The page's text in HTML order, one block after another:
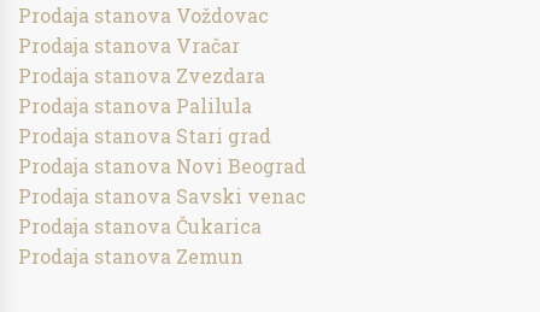
Prodaja stanova Voždovac
Prodaja stanova Vračar
Prodaja stanova Zvezdara
Prodaja stanova Palilula
Prodaja stanova Stari grad
Prodaja stanova Novi Beograd
Prodaja stanova Savski venac
Prodaja stanova Čukarica
Prodaja stanova Zemun